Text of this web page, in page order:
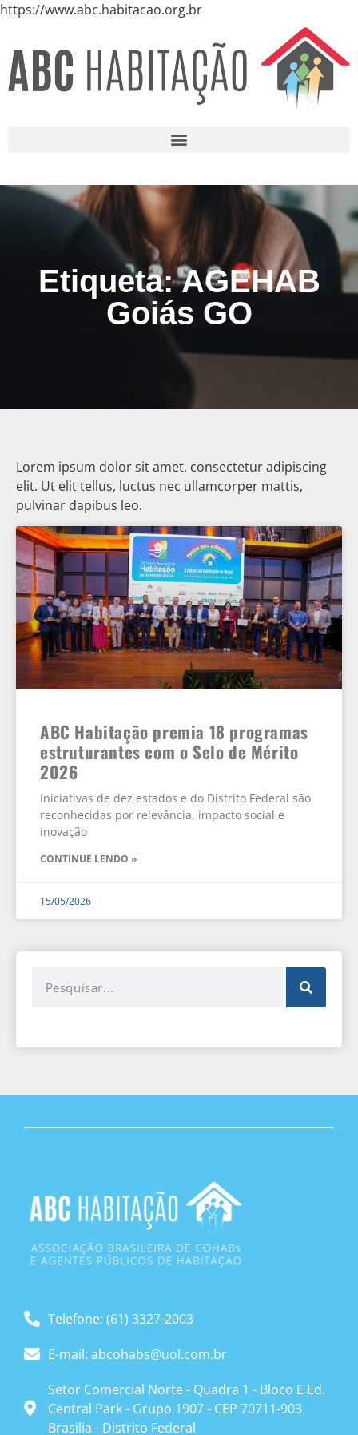
https://www.abc.habitacao.org.br
Etiqueta: AGEHAB
Goiás GO
Lorem ipsum dolor sit amet, consectetur adipiscing
elit. Ut elit tellus, luctus nec ullamcorper mattis,
pulvinar dapibus leo.
ABC Habitação premia 18 programas
estruturantes com o Selo de Mérito
2026
Iniciativas de dez estados e do Distrito Federal são
reconhecidas por relevância, impacto social e
inovação
CONTINUE LENDO »
15/05/2026
Telefone: (61) 3327-2003
E-mail: abcohabs@uol.com.br
Setor Comercial Norte - Quadra 1 - Bloco E Ed.
Central Park - Grupo 1907 - CEP 70711-903
Brasilia - Distrito Federal